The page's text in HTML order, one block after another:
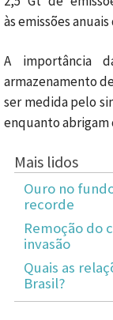
àsemissões
A importância
armazenamento
ser medida pelo
enquanto abrigam
Mais lidos
Ouro no
recorde
Remoção do
invasão
Quais as
Brasil?